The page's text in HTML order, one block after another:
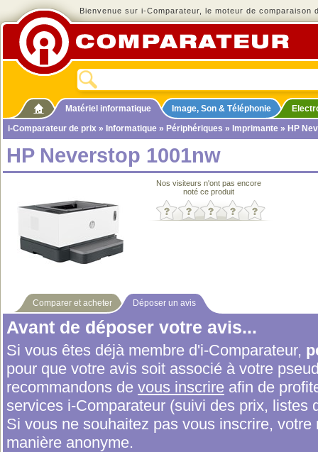
Bienvenue sur i-Comparateur, le moteur de comparaison
Matériel informatique Image, Son & Téléphonie
i-Comparateur de prix » Informatique » Périphériques » Imprimante » HP
HP Neverstop 1001nw
Nos visiteurs n'ont pas encore
noté ce produit
Comparer et acheter Déposer un avis
Avant de déposer votre avis...
Si vous êtes déjà membre d'i-Comparateur,
pour que votre avis soit associé à votre
recommandons de vous inscrire afin de
services i-Comparateur (suivi des prix, listes
Si vous ne souhaitez pas vous inscrire,
manière anonyme.